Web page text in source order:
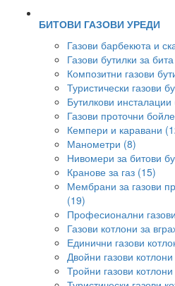
БИТОВИ ГАЗОВИ УРЕДИ
Газови барбекюта и
Газови бутилки за
Композитни газови
Туристически газови
Бутилкови инсталации
Газови проточни
Кемпери и каравани
Манометри (8)
Нивомери за битови
Кранове за газ (15)
Мембрани за газови
(19)
Професионални
Газови котлони за
Единични газови
Двойни газови
Тройни газови